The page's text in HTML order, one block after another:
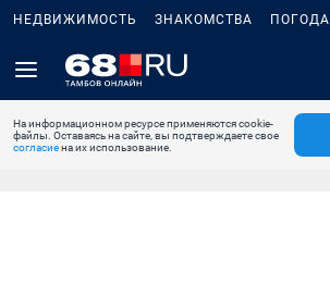
НЕДВИЖИМОСТЬ ЗНАКОМСТВА ПОГОДА
На информационном ресурсе применяются cookie-
файлы. Оставаясь на сайте, вы подтверждаете свое
согласиена их использование.